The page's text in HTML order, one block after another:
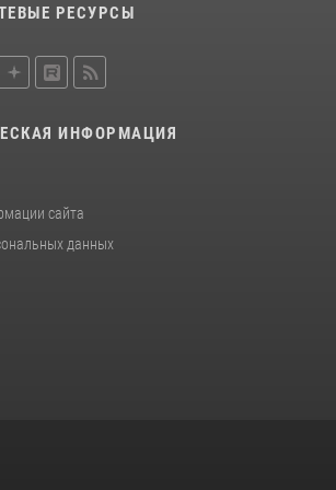
приняли участие в крестном
2026, 01:44
в Омской области
РЕСУРСЫ
ИНФОРМАЦИЯ
сайта
данных